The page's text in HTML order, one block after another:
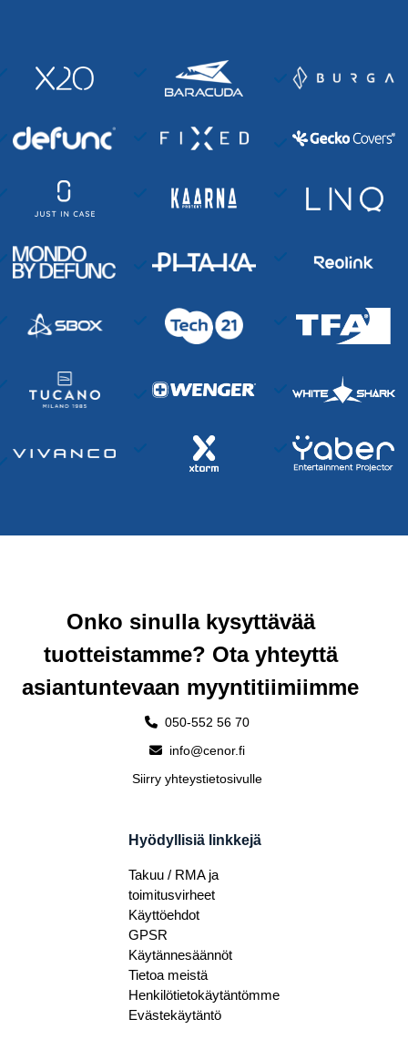
Onko sinulla kysyttävää
tuotteistamme? Ota yhteyttä
asiantuntevaan myyntitiimiimme
050-552 56 70
info@cenor.fi
Siirry yhteystietosivulle
Hyödyllisiä linkkejä
Takuu / RMA ja
toimitusvirheet
Käyttöehdot
GPSR
Käytännesäännöt
Tietoa meistä
Henkilötietokäytäntömme
Evästekäytäntö